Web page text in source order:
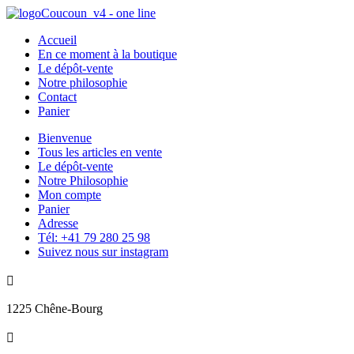
Accueil
En ce moment à la boutique
Le dépôt-vente
Notre philosophie
Contact
Panier
Bienvenue
Tous les articles en vente
Le dépôt-vente
Notre Philosophie
Mon compte
Panier
Adresse
Tél: +41 79 280 25 98
Suivez nous sur instagram

1225 Chêne-Bourg
